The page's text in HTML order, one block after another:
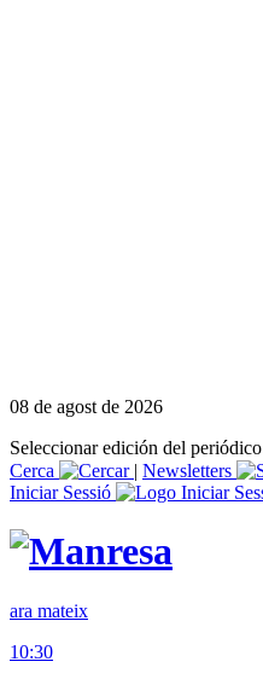
08 de agost de 2026
Seleccionar edición del periódico
Cerca
| Newsletters
Iniciar Sessió
ara mateix
10:30